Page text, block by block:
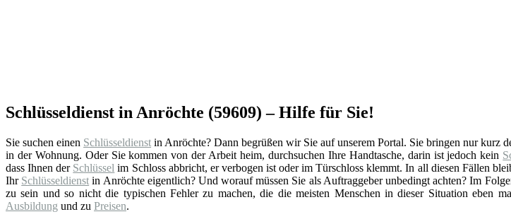
Schlüsseldienst in Anröchte (59609) – Hilfe für Sie!
Sie suchen einen Schlüsseldienst in Anröchte? Dann begrüßen wir Sie auf unserem Portal. Sie bringen nur kurz
in der Wohnung. Oder Sie kommen von der Arbeit heim, durchsuchen Ihre Handtasche, darin ist jedoch kein
dass Ihnen der Schlüssel im Schloss abbricht, er verbogen ist oder im Türschloss klemmt. In all diesen Fällen
Ihr Schlüsseldienst in Anröchte eigentlich? Und worauf müssen Sie als Auftraggeber unbedingt achten? Im
zu sein und so nicht die typischen Fehler zu machen, die die meisten Menschen in dieser Situation eben
Ausbildung und zu Preisen.